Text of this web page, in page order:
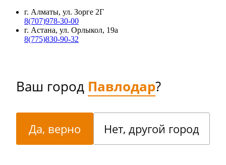
г. Алматы, ул. Зорге 2Г
8(707)978-30-00
г. Астана, ул. Орлыкол, 19а
8(775)830-90-32
Ваш город Павлодар?
Да, верно Нет, другой город